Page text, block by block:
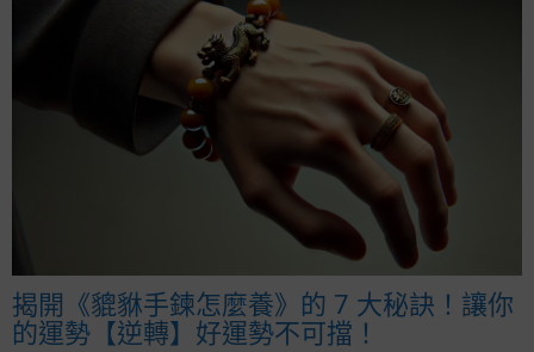
揭開《貔貅手鍊怎麼養》的 7 大秘訣！讓你
的運勢【逆轉】好運勢不可擋！